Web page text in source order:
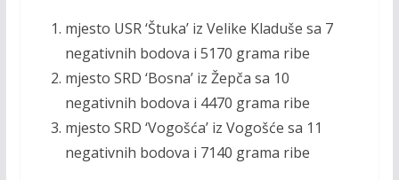
mjesto USR ‘Štuka’ iz Velike Kladuše sa 7
negativnih bodova i 5170 grama ribe
mjesto SRD ‘Bosna’ iz Žepča sa 10
negativnih bodova i 4470 grama ribe
mjesto SRD ‘Vogošća’ iz Vogošće sa 11
negativnih bodova i 7140 grama ribe